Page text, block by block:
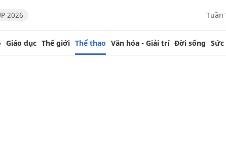
2026 Tuần
Giáo dục Thế giới Thể thao Văn hóa - Giải trí Đời sống